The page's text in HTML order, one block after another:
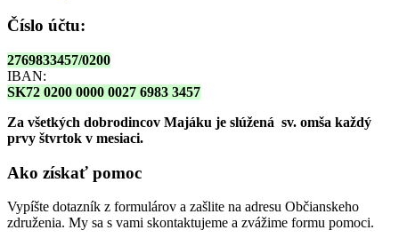
Číslo účtu:
2769833457/0200
IBAN:
SK72 0200 0000 0027 6983 3457
Za všetkých dobrodincov Majáku je slúžená sv. omša každý
prvy štvrtok v mesiaci.
Ako získať pomoc
Vypíšte dotazník z formulárov a zašlite na adresu Občianskeho
združenia. My sa s vami skontaktujeme a zvážime formu pomoci.